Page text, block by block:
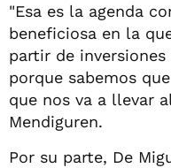
"Esa es la agenda
beneficiosa en la
partir de
porque sabemos
que nos va a llevar
Mendiguren.
Por su parte, De